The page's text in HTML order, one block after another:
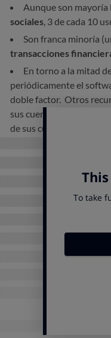
Aunque son mayoría
sociales, 3 de cada 10
Son franca minoría
transacciones
En torno a la mitad
periódicamente el
doble factor. Otros
sus cuentas, o se
de sus cuentas, pero